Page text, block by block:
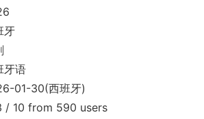
语
01-30(西班牙)
10 from 590 users